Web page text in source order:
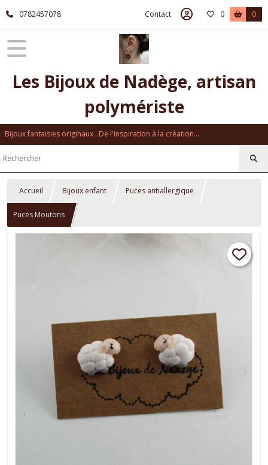
0782457078 Contact 0 0
Les Bijoux de Nadège, artisan
polymériste
Bijoux fantaisies originaux . De l'inspiration à la création...
Accueil Bijoux enfant Puces antiallergique
Puces Moutons